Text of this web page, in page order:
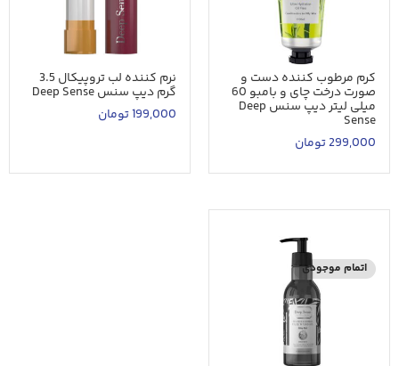
کرم مرطوب کننده دست و
صورت درخت چای و بامبو 60
میلی لیتر دیپ سنس Deep
Sense
299,000تومان
نرم کننده لب تروپیکال 3.5
گرم دیپ سنس Deep Sense
199,000تومان
اتمام موجودی